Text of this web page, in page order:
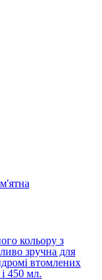
кольору з
зручна для
втомлених
450 мл.